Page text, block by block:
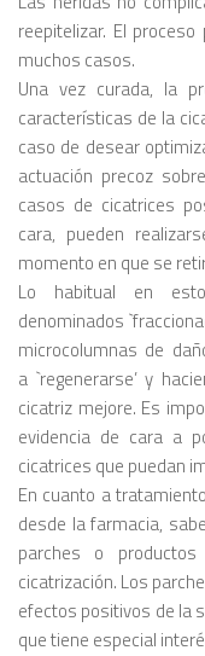
reepitelizar. El
muchos casos.
Una vez curada, la
características de la
caso de desear
actuación precoz
casos de cicatrices
cara, pueden
momento en que se
Lo habitual en
denominados
microcolumnas de
a `regenerarse’y
cicatriz mejore. Es
evidencia de cara a
cicatrices que puedan
En cuanto a
desde la farmacia,
parches o
cicatrización. Los
efectos positivos de la
que tiene especial